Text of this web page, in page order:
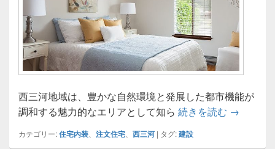
西三河地域は、豊かな自然環境と発展した都市機能が
調和する魅力的なエリアとして知ら 続きを読む 西三河で
→
カテゴリー:住宅内装 注文住宅 西三河 | タグ:建設